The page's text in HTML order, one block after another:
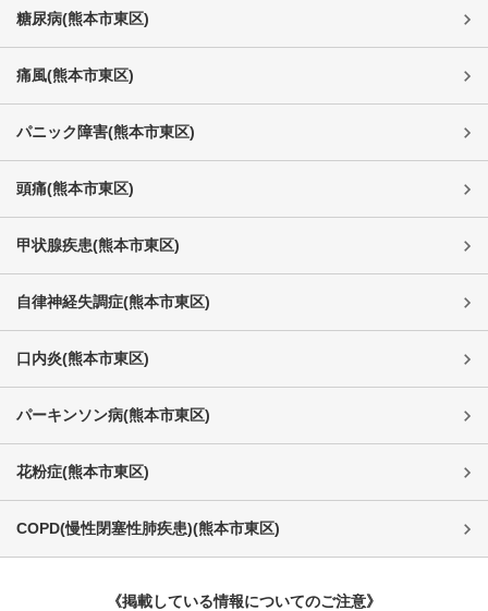
糖尿病(熊本市東区)
痛風(熊本市東区)
パニック障害(熊本市東区)
頭痛(熊本市東区)
甲状腺疾患(熊本市東区)
自律神経失調症(熊本市東区)
口内炎(熊本市東区)
パーキンソン病(熊本市東区)
花粉症(熊本市東区)
COPD(慢性閉塞性肺疾患)(熊本市東区)
《掲載している情報についてのご注意》